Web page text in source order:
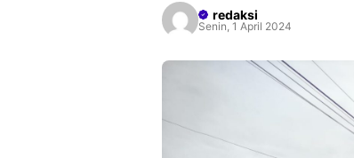
redaksi
Senin, 1 April 2024